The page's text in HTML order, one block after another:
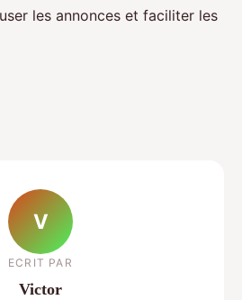
les annonces et faciliter les
V
ECRIT PAR
Victor